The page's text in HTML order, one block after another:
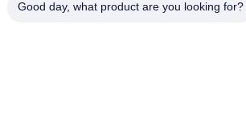
Good day, what product are you looking for?